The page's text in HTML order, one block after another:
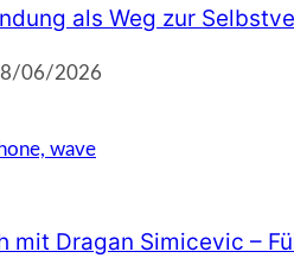
als Weg zur
06/2026
mit Dragan Simicevic –